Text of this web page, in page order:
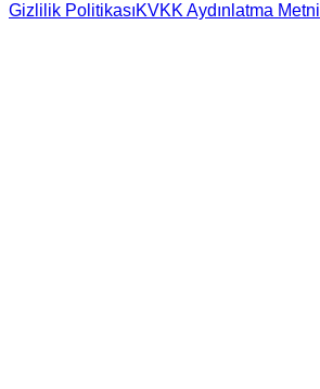
Gizlilik PolitikasıKVKK Aydınlatma Metni